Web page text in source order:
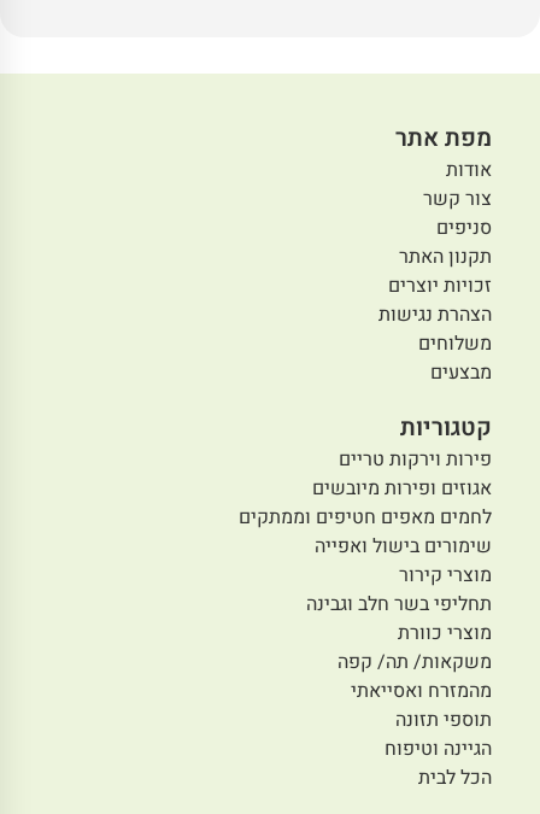
מפת אתר
אודות
צור קשר
סניפים
תקנון האתר
זכויות יוצרים
הצהרת נגישות
משלוחים
מבצעים
קטגוריות
פירות וירקות טריים
אגוזים ופירות מיובשים
לחמים מאפים חטיפים וממתקים
שימורים בישול ואפייה
מוצרי קירור
תחליפי בשר חלב וגבינה
מוצרי כוורת
משקאות/ תה/ קפה
מהמזרח ואסייאתי
תוספי תזונה
הגיינה וטיפוח
הכל לבית